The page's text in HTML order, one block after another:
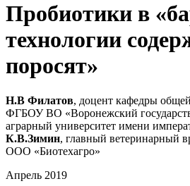
Пробиотики в
технологии
поросят»
Н.В Филатов, доцент кафедры
ФГБОУ ВО «Воронежский
аграрный университет имени
К.В.Зимин, главный ветеринарный
ООО «Биотехагро»
Апрель 2019